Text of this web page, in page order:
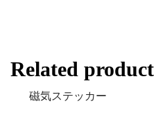
Related
磁気ステッカー